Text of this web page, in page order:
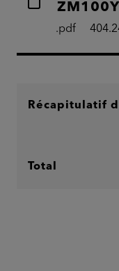
.pdf
Récapitulatif
Total